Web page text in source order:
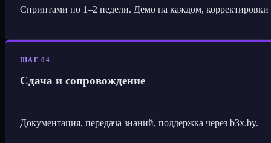
Спринтами по 1–2 недели. Демо на каждом, корректировки
ШАГ 04
Сдача и сопровождение
—
Документация, передача знаний, поддержка через b3x.by.